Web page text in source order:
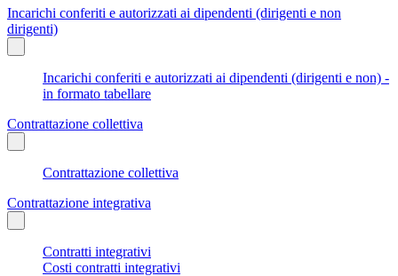
Incarichi conferiti e autorizzati ai dipendenti (dirigenti e non
dirigenti)
Incarichi conferiti e autorizzati ai dipendenti (dirigenti e non) -
in formato tabellare
Contrattazione collettiva
Contrattazione collettiva
Contrattazione integrativa
Contratti integrativi
Costi contratti integrativi